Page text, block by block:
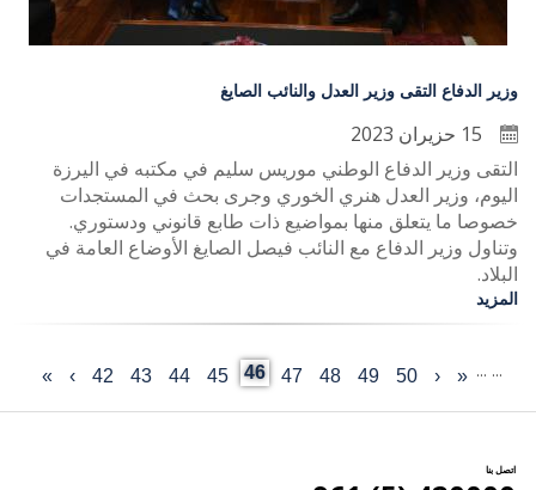
وزير الدفاع التقى وزير العدل والنائب الصايغ
التقى وزير الدفاع الوطني موريس سليم في مكتبه في اليرزة
اليوم، وزير العدل هنري الخوري وجرى بحث في المستجدات
خصوصا ما يتعلق منها بمواضيع ذات طابع قانوني ودستوري.
وتناول وزير الدفاع مع النائب فيصل الصايغ الأوضاع العامة في
البلاد.
المزيد
First
»
Previous
› … الصفحة
42
الصفحة
43
الصفحة
44
الصفحة
45
Current
46
الصفحة
47
الصفحة
48
الصفحة
49
الصفحة
50 …
الصفحة
‹
Last
«
اتصل بنا